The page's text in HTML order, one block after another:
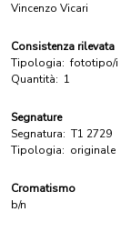
Vincenzo Vicari
Consistenza rilevata
Tipologia: fototipo/i
Quantità: 1
Segnature
Segnatura: T1 2729
Tipologia: originale
Cromatismo
b/n